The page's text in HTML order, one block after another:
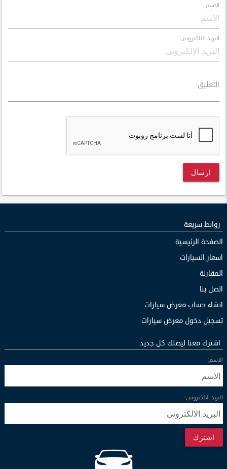
الاسم
البريد الالكترونى
التعليق
ارسال
روابط سريعة
الصفحة الرئيسية
اسعار السيارات
المقارنة
اتصل بنا
انشاء حساب معرض سيارات
تسجيل دخول معرض سيارات
اشترك معنا ليصلك كل جديد
الاسم:
البريد الالكترونى:
اشترك